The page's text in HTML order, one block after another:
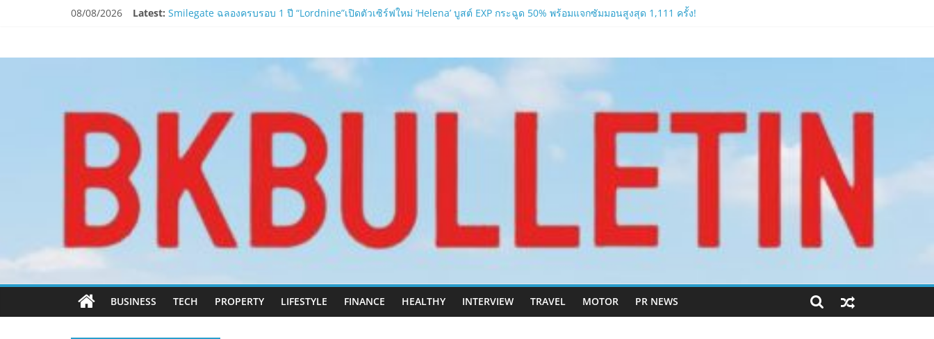
08/08/2026 Latest: Smilegate ฉลองครบรอบ 1 ปี “Lordnine”เปิดตัวเซิร์ฟใหม่ ‘Helena’ บูสต์ EXP กระฉูด 50% พร้อมแจกซัมมอนสูงสุด 1,111 ครั้ง!
ห้ามพลาด! Smilegate เปิดตัว ‘เฮเลนา’ เซิร์ฟเวอร์ใหม่ของ LORDNINE 29 ก.ค. นี้
LORDNINE ครบรอบ 1 ปี! Smilegate เปิด “Helena” เซิร์ฟฯ ใหม่ พร้อมอาวุธเคียวและศึกกิลด์-PvP เดือดครึ่งปีหลัง 2026
www.bkbulletin.com
ข่าว
ครบ
ด้าน
BUSINESS TECH PROPERTY LIFESTYLE FINANCE HEALTHY INTERVIEW TRAVEL MOTOR PR NEWS